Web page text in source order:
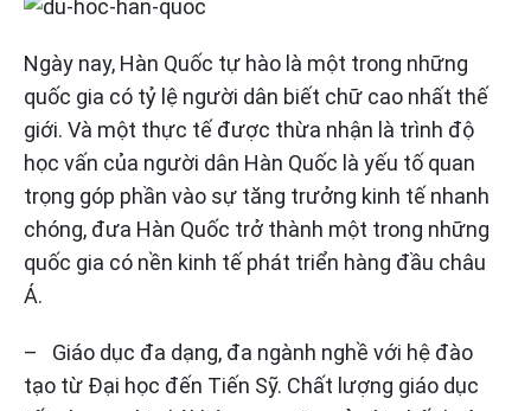
Ngày nay, Hàn Quốc tự hào là một trong những
quốc gia có tỷ lệ người dân biết chữ cao nhất thế
giới. Và một thực tế được thừa nhận là trình độ
học vấn của người dân Hàn Quốc là yếu tố quan
trọng góp phần vào sự tăng trưởng kinh tế nhanh
chóng, đưa Hàn Quốc trở thành một trong những
quốc gia có nền kinh tế phát triển hàng đầu châu
Á.
– Giáo dục đa dạng, đa ngành nghề với hệ đào
tạo từ Đại học đến Tiến Sỹ. Chất lượng giáo dục